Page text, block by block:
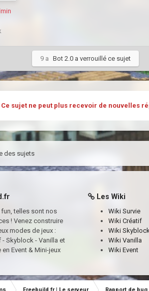
9 a Bot 2.0 a verrouillé ce sujet
Ce sujet ne peut plus recevoir de nouvelles
des sujets
telles sont nos
! Venez construire
modes de jeux :
- Skyblock - Vanilla et
Event & Mini-jeux
Les Wiki
Wiki Survie
Wiki Créatif
Wiki
Wiki Vanilla
Wiki Event